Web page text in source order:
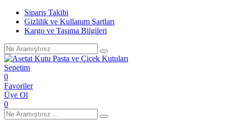
Sipariş Takibi
Gizlilik ve Kullanım Şartları
Kargo ve Taşıma Bilgileri
Sepetim
0
Favoriler
Üye Ol
0